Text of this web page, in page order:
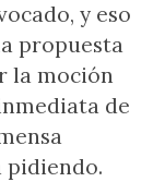
y eso
propuesta
la moción
de
pidiendo.